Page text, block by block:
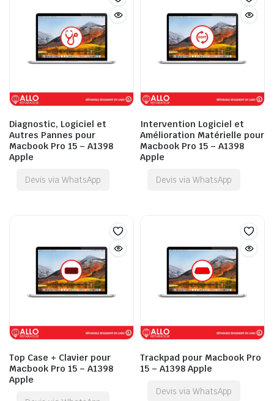
Diagnostic, Logiciel et
Autres Pannes pour
Macbook Pro 15 – A1398
Apple
Devis via WhatsApp
Intervention Logiciel et
Amélioration Matérielle pour
Macbook Pro 15 – A1398
Apple
Devis via WhatsApp
Top Case + Clavier pour
Macbook Pro 15 – A1398
Apple
Trackpad pour Macbook Pro
15 – A1398 Apple
Devis via WhatsApp